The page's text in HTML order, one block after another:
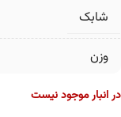
شابک
وزن
در انبار موجود نیست